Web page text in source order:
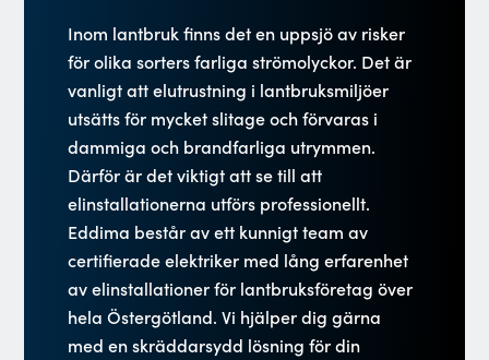
Inom lantbruk finns det en uppsjö av risker
för olika sorters farliga strömolyckor. Det är
vanligt att elutrustning i lantbruksmiljöer
utsätts för mycket slitage och förvaras i
dammiga och brandfarliga utrymmen.
Därför är det viktigt att se till att
elinstallationerna utförs professionellt.
Eddima består av ett kunnigt team av
certifierade elektriker med lång erfarenhet
av elinstallationer för lantbruksföretag över
hela Östergötland. Vi hjälper dig gärna
med en skräddarsydd lösning för din